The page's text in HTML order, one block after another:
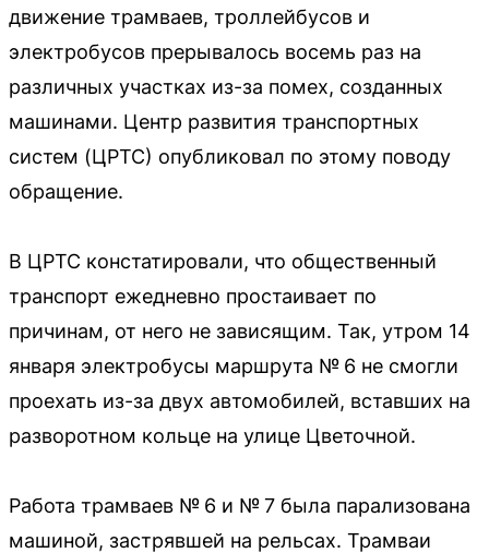
движение трамваев, троллейбусов и
электробусов прерывалось восемь раз на
различных участках из-за помех, созданных
машинами. Центр развития транспортных
систем (ЦРТС) опубликовал по этому поводу
обращение.
В ЦРТС констатировали, что общественный
транспорт ежедневно простаивает по
причинам, от него не зависящим. Так, утром 14
января электробусы маршрута № 6 не смогли
проехать из-за двух автомобилей, вставших на
разворотном кольце на улице Цветочной.
Работа трамваев № 6 и № 7 была парализована
машиной, застрявшей на рельсах. Трамваи